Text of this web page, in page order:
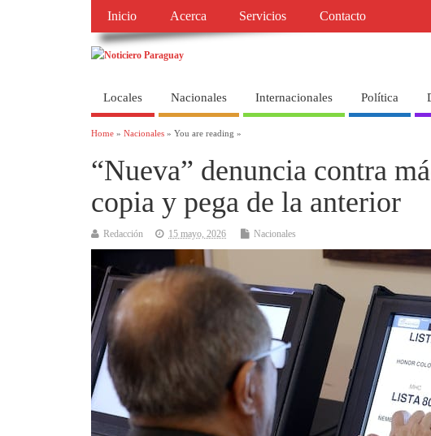
Inicio Acerca Servicios Contacto
Locales Nacionales Internacionales Política
Home » Nacionales » You are reading »
“Nueva” denuncia contra
copia y pega de la anterior
Redacción 15 mayo, 2026 Nacionales